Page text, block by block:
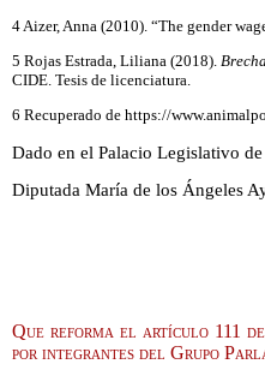
4 Aizer, Anna (2010). “The gender
5 Rojas Estrada, Liliana (2018).
CIDE. Tesis de licenciatura.
6 Recuperado de https://
Dado en el Palacio Legislativo
Diputada María de los Ángeles
Que reforma el artículo 111
por integrantes del Grupo